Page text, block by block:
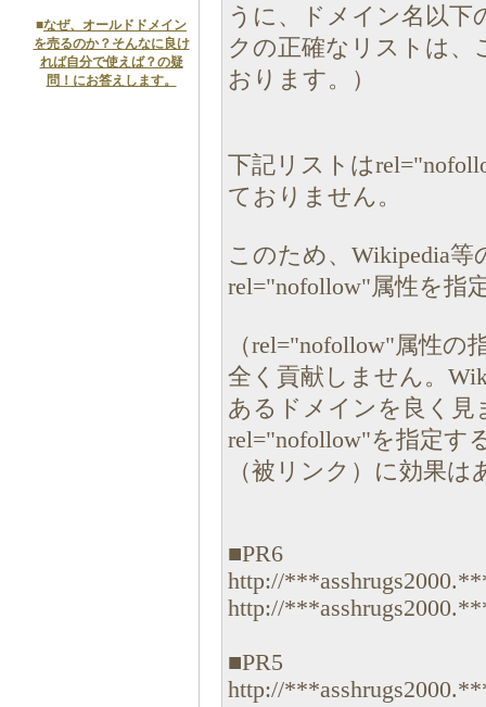
■なぜ、オールドドメイン
を売るのか？そんなに良け
れば自分で使えば？の疑
問！にお答えします。
うに、ドメイン名以
クの正確なリストは、
おります。）
下記リストは
ておりません。
このため、Wikipedia
rel="nofollow"属性を指
（rel="nofollow"属性
全く貢献しません。
あるドメインを良く見
rel="nofollow"を指定す
（被リンク）に効果は
■PR6
http://
http://
■PR5
http://